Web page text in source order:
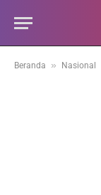
Beranda » Nasional